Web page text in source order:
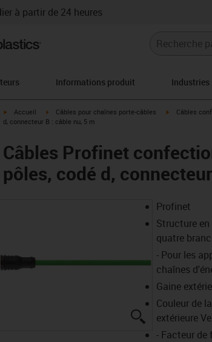
à partir de 24 heures
Informations produit Industries
igus-icon-arrow-right
Accueil igus-icon-arrow-right
Câbles pour chaînes porte-câbles igus-icon-
Câbles
d, connecteur B : câble nu, 5 m
Câbles Profinet
pôles, codé d,
igus-icon-lupe
Profinet
Structure
quatre
- Pour les
chaînes
Gaine
Couleur de
extérieure
- Facteur de